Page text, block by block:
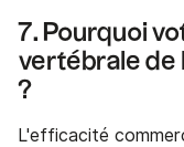
7. Pourquoi
vertébrale
?
L'efficacité